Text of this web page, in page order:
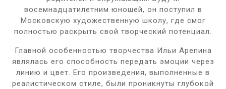
восемнадцатилетним юношей, он поступил в
Московскую художественную школу, где смог
полностью раскрыть свой творческий потенциал.
Главной особенностью творчества Ильи Арепина
являлась его способность передать эмоции через
линию и цвет. Его произведения, выполненные в
реалистическом стиле, были проникнуты глубокой